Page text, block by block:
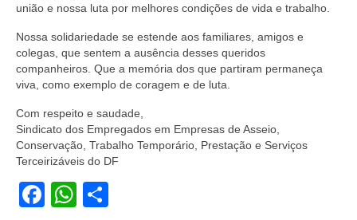
união e nossa luta por melhores condições de vida e trabalho.
Nossa solidariedade se estende aos familiares, amigos e
colegas, que sentem a ausência desses queridos
companheiros. Que a memória dos que partiram permaneça
viva, como exemplo de coragem e de luta.
Com respeito e saudade,
Sindicato dos Empregados em Empresas de Asseio,
Conservação, Trabalho Temporário, Prestação e Serviços
Terceirizáveis do DF
Facebook
WhatsApp